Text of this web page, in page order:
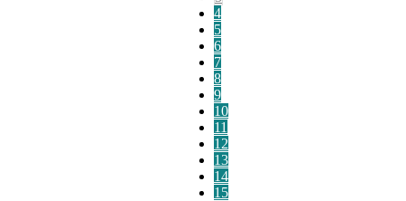
4
5
6
7
8
9
10
11
12
13
14
15